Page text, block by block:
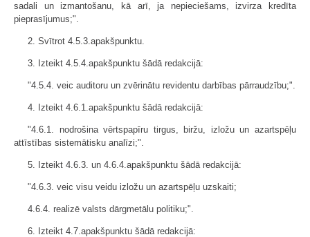
sadali un izmantošanu, kā arī, ja nepieciešams, izvirza kredīta
pieprasījumus;".
2. Svītrot 4.5.3.apakšpunktu.
3. Izteikt 4.5.4.apakšpunktu šādā redakcijā:
"4.5.4. veic auditoru un zvērinātu revidentu darbības pārraudzību;".
4. Izteikt 4.6.1.apakšpunktu šādā redakcijā:
"4.6.1. nodrošina vērtspapīru tirgus, biržu, izložu un azartspēļu
attīstības sistemātisku analīzi;".
5. Izteikt 4.6.3. un 4.6.4.apakšpunktu šādā redakcijā:
"4.6.3. veic visu veidu izložu un azartspēļu uzskaiti;
4.6.4. realizē valsts dārgmetālu politiku;".
6. Izteikt 4.7.apakšpunktu šādā redakcijā: